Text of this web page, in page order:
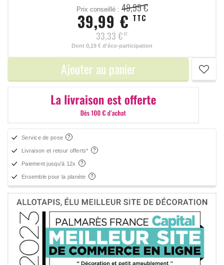
Prix conseillé : 49,99 €
39,99 € TTC
33,33 € HT
Dont 0,19 € d'éco-participation
Ajouter au panier
Service de pose
Livraison et retour offerts*
Paiement jusqu'à 12x
Ensemble pour la planète